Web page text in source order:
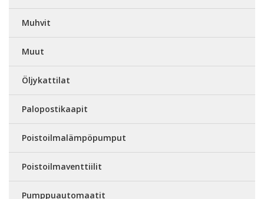
Muhvit
Muut
Öljykattilat
Palopostikaapit
Poistoilmalämpöpumput
Poistoilmaventtiilit
Pumppuautomaatit